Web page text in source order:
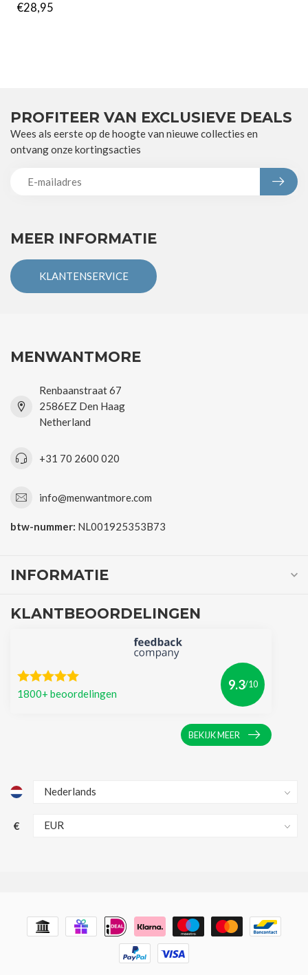
€28,95
MEER INFORMATIE
KLANTENSERVICE
PROFITEER VAN EXCLUSIEVE DEALS
Wees als eerste op de hoogte van nieuwe collecties en
ontvang onze kortingsacties
MENWANTMORE
Renbaanstraat 67
2586EZ Den Haag
Netherland
+31 70 2600 020
info@menwantmore.com
btw-nummer: NL001925353B73
INFORMATIE
KLANTBEOORDELINGEN
1800+ beoordelingen
9.3/10
BEKIJK MEER
€